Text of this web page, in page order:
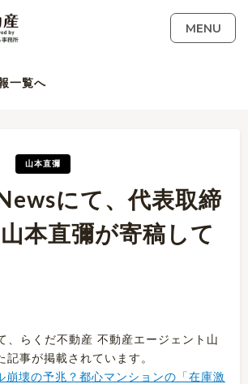
MENU
一覧へ
山本直彌
にて、代表取締
本直彌が寄稿して
、らくだ不動産 不動産エージェント山
記事が掲載されています。
崩壊の予兆？都心マンションの「在庫激